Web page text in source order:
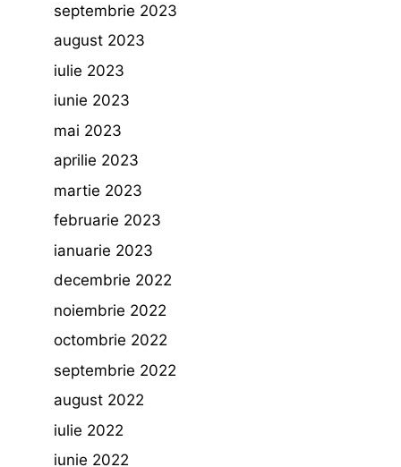
septembrie 2023
august 2023
iulie 2023
iunie 2023
mai 2023
aprilie 2023
martie 2023
februarie 2023
ianuarie 2023
decembrie 2022
noiembrie 2022
octombrie 2022
septembrie 2022
august 2022
iulie 2022
iunie 2022